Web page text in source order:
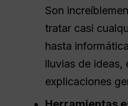
Son
tratar casi
hasta
lluvias de ideas,
explicaciones